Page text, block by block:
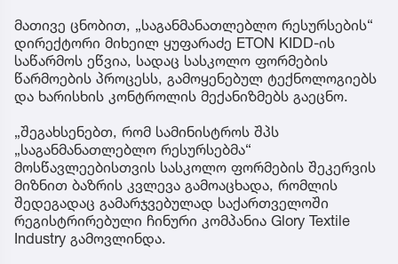
მათივე ცნობით, „საგანმანათლებლო რესურსების“
დირექტორი მიხეილ ყუფარაძე ETON KIDD-ის
საწარმოს ეწვია, სადაც სასკოლო ფორმების
წარმოების პროცესს, გამოყენებულ ტექნოლოგიებს
და ხარისხის კონტროლის მექანიზმებს გაეცნო.
„შეგახსენებთ, რომ სამინისტროს შპს
„საგანმანათლებლო რესურსებმა“
მოსწავლეებისთვის სასკოლო ფორმების შეკერვის
მიზნით ბაზრის კვლევა გამოაცხადა, რომლის
შედეგადაც გამარჯვებულად საქართველოში
რეგისტრირებული ჩინური კომპანია Glory Textile
Industry გამოვლინდა.